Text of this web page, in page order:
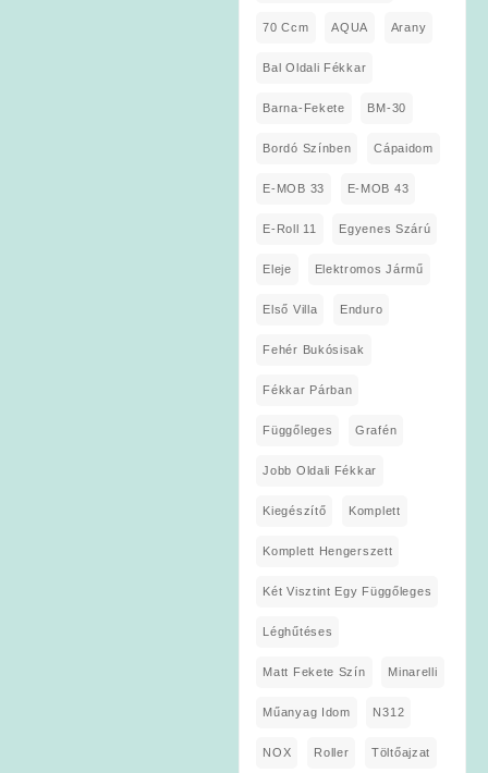
70 Ccm AQUA Arany
Bal Oldali Fékkar
Barna-Fekete BM-30
Bordó Színben Cápaidom
E-MOB 33 E-MOB 43
E-Roll 11 Egyenes Szárú
Eleje Elektromos Jármű
Első Villa Enduro
Fehér Bukósisak
Fékkar Párban
Függőleges Grafén
Jobb Oldali Fékkar
Kiegészítő Komplett
Komplett Hengerszett
Két Visztint Egy Függőleges
Léghűtéses
Matt Fekete Szín Minarelli
Műanyag Idom N312
NOX Roller Töltőajzat